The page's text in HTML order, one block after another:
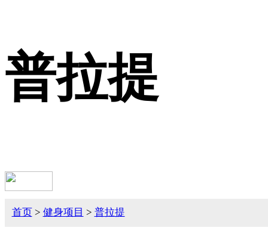
普拉提
首页 > 健身项目 > 普拉提